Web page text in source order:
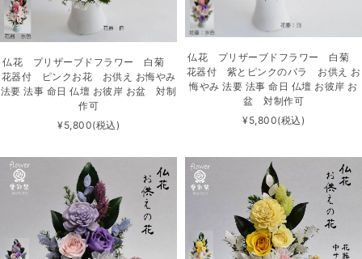
仏花 プリザーブドフラワー 白菊
花器付 ピンクお花 お供え お悔やみ
法要 法事 命日 仏壇 お彼岸 お盆 対制
作可
¥5,800(税込)
仏花 プリザーブドフラワー 白菊
花器付 紫とピンクのバラ お供え お
悔やみ 法要 法事 命日 仏壇 お彼岸 お
盆 対制作可
¥5,800(税込)